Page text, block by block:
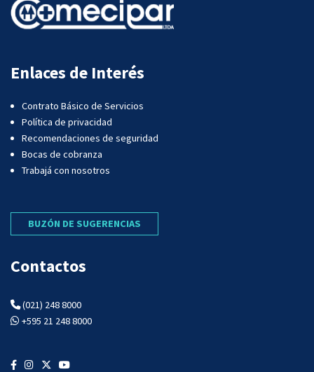
Enlaces de Interés
Contrato Básico de Servicios
Política de privacidad
Recomendaciones de seguridad
Bocas de cobranza
Trabajá con nosotros
BUZÓN DE SUGERENCIAS
Contactos
(021) 248 8000
+595 21 248 8000